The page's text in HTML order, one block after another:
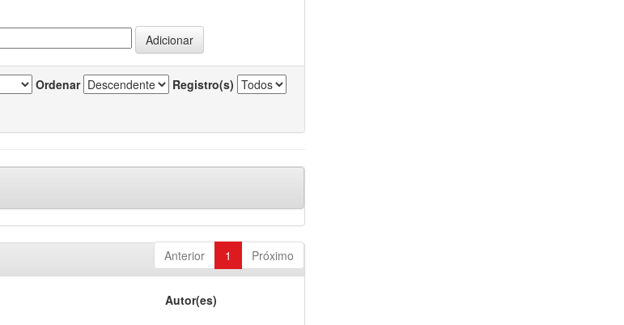
Ordenar Registro(s)
Anterior 1 Próximo
Autor(es)